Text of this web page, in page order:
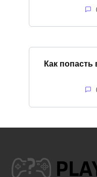
Как попасть